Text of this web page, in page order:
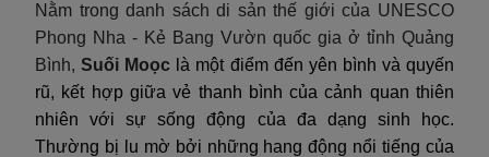
Nằm trong danh sách di sản thế giới của UNESCO
Phong Nha - Kẻ Bang Vườn quốc gia ở tỉnh Quảng
Bình,Suối Moọc là một điểm đến yên bình và quyến
rũ, kết hợp giữa vẻ thanh bình của cảnh quan thiên
nhiên với sự sống động của đa dạng sinh học.
Thường bị lu mờ bởi những hang động nổi tiếng của